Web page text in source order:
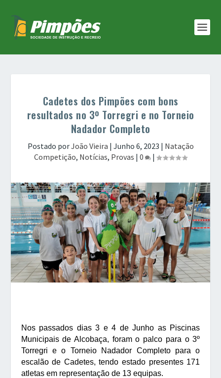
Cadetes dos Pimpões com bons
resultados no 3º Torregri e no Torneio
Nadador Completo
Postado porJoão Vieira | Junho 6, 2023 | Natação
Competição, Notícias, Provas | 0 |
Nos passados dias 3 e 4 de Junho as Piscinas
Municipais de Alcobaça, foram o palco para o 3º
Torregri e o Torneio Nadador Completo para o
escalão de Cadetes, tendo estado presentes 171
atletas em representação de 13 equipas.